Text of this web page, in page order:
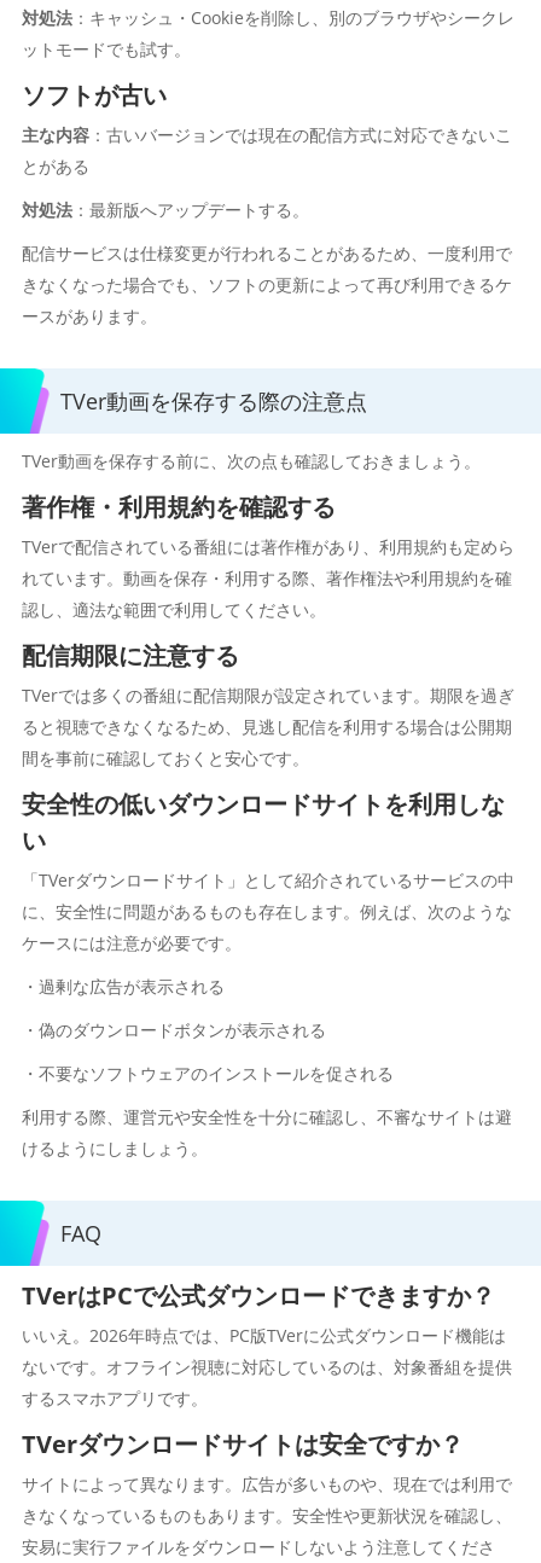
対処法：キャッシュ・Cookieを削除し、別のブラウザやシークレ
ットモードでも試す。
ソフトが古い
主な内容：古いバージョンでは現在の配信方式に対応できないこ
とがある
対処法：最新版へアップデートする。
配信サービスは仕様変更が行われることがあるため、一度利用で
きなくなった場合でも、ソフトの更新によって再び利用できるケ
ースがあります。
TVer動画を保存する際の注意点
TVer動画を保存する前に、次の点も確認しておきましょう。
著作権・利用規約を確認する
TVerで配信されている番組には著作権があり、利用規約も定めら
れています。動画を保存・利用する際、著作権法や利用規約を確
認し、適法な範囲で利用してください。
配信期限に注意する
TVerでは多くの番組に配信期限が設定されています。期限を過ぎ
ると視聴できなくなるため、見逃し配信を利用する場合は公開期
間を事前に確認しておくと安心です。
安全性の低いダウンロードサイトを利用しな
い
「TVerダウンロードサイト」として紹介されているサービスの中
に、安全性に問題があるものも存在します。例えば、次のような
ケースには注意が必要です。
・過剰な広告が表示される
・偽のダウンロードボタンが表示される
・不要なソフトウェアのインストールを促される
利用する際、運営元や安全性を十分に確認し、不審なサイトは避
けるようにしましょう。
FAQ
TVerはPCで公式ダウンロードできますか？
いいえ。2026年時点では、PC版TVerに公式ダウンロード機能は
ないです。オフライン視聴に対応しているのは、対象番組を提供
するスマホアプリです。
TVerダウンロードサイトは安全ですか？
サイトによって異なります。広告が多いものや、現在では利用で
きなくなっているものもあります。安全性や更新状況を確認し、
安易に実行ファイルをダウンロードしないよう注意してくださ